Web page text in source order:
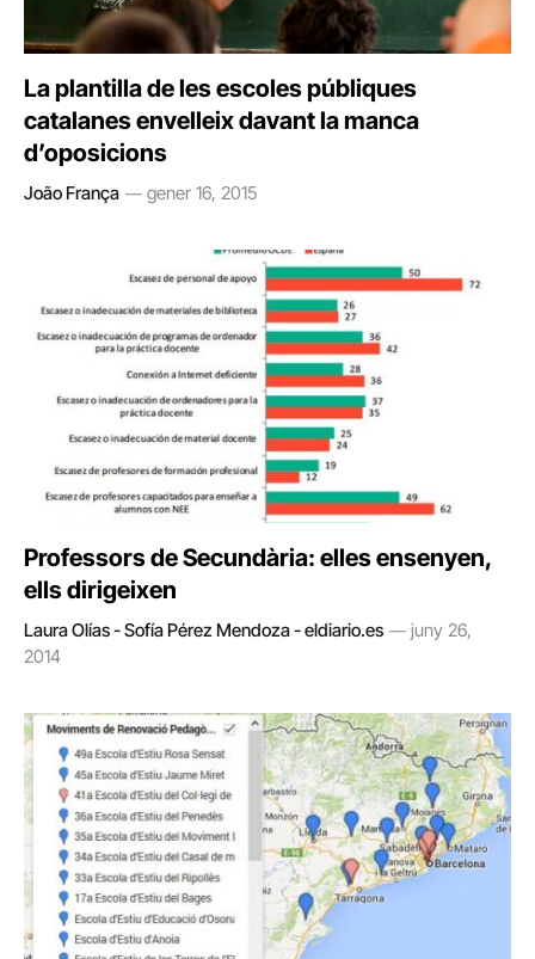
La plantilla de les escoles públiques
catalanes envelleix davant la manca
d’oposicions
João França gener 16, 2015
Professors de Secundària: elles ensenyen,
ells dirigeixen
Laura Olías - Sofía Pérez Mendoza - eldiario.es
juny 26,
2014